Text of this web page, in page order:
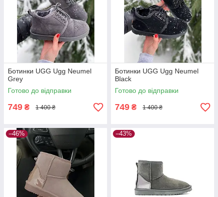
Ботинки UGG Ugg Neumel
Grey
Готово до відправки
749 ₴ 1 400 ₴
Ботинки UGG Ugg Neumel
Black
Готово до відправки
749 ₴ 1 400 ₴
–46% –43%